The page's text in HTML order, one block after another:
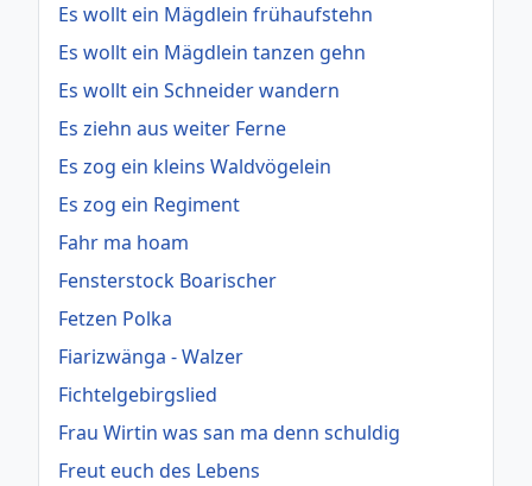
Es wollt ein Mägdlein frühaufstehn
Es wollt ein Mägdlein tanzen gehn
Es wollt ein Schneider wandern
Es ziehn aus weiter Ferne
Es zog ein kleins Waldvögelein
Es zog ein Regiment
Fahr ma hoam
Fensterstock Boarischer
Fetzen Polka
Fiarizwänga - Walzer
Fichtelgebirgslied
Frau Wirtin was san ma denn schuldig
Freut euch des Lebens